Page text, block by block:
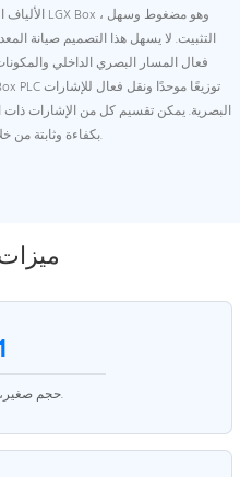
التثبيت. لا يسهل هذا التصميم صيانة
فعال المسار البصري الداخلي
البصرية. يمكن تقسيم كل من الإشارات
بكفاءة وثابتة من خلال الانقسامات ، مما يضمن جودة نقل الإشارة.
حجم صغير، حزمة مدمجة.